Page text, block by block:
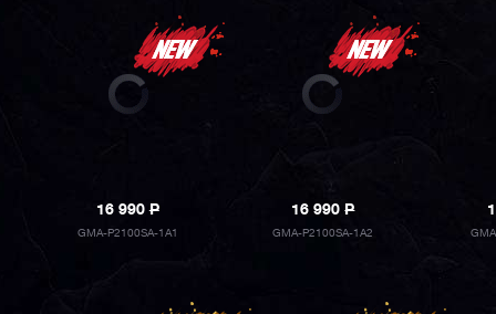
16 990P
GMA-P2100SA-1A1
16 990P
GMA-P2100SA-1A2